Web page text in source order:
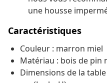
une housse
Caractéristiques
Couleur : marron miel
Matériau : bois de pin
Dimensions de la